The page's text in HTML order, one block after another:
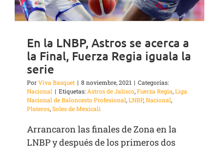
En la LNBP, Astros se acerca a
la Final, Fuerza Regia iguala la
serie
PorViva Basquet | 8 noviembre, 2021 | Categorías:
Nacional | Etiquetas: Astros de Jalisco,Fuerza Regia,Liga
Nacional de Baloncesto Profesional,LNBP,Nacional,
Plateros,Soles de Mexicali
Arrancaron las finales de Zona en la
LNBP y después de los primeros dos